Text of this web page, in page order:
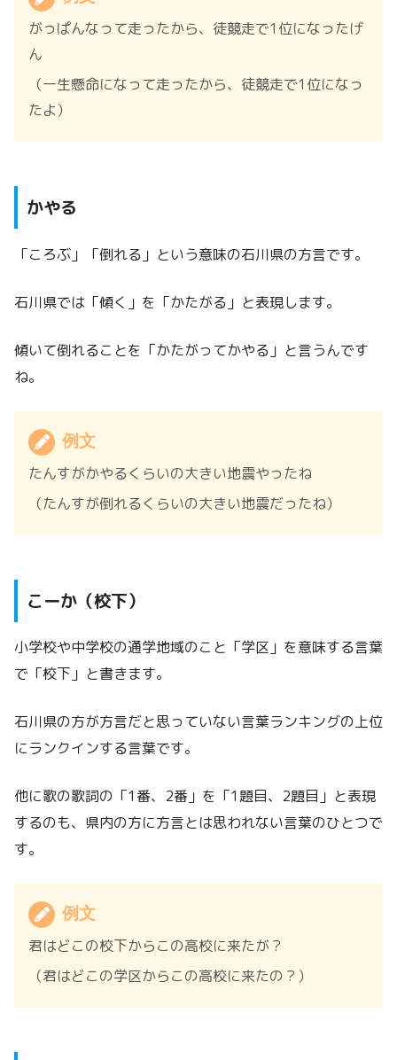
がっぱんなって走ったから、徒競走で1位になったげ
ん
（一生懸命になって走ったから、徒競走で1位になっ
たよ）
かやる
「ころぶ」「倒れる」という意味の石川県の方言です。
石川県では「傾く」を「かたがる」と表現します。
傾いて倒れることを「かたがってかやる」と言うんです
ね。
例文
たんすがかやるくらいの大きい地震やったね
（たんすが倒れるくらいの大きい地震だったね）
こーか（校下）
小学校や中学校の通学地域のこと「学区」を意味する言葉
で「校下」と書きます。
石川県の方が方言だと思っていない言葉ランキングの上位
にランクインする言葉です。
他に歌の歌詞の「1番、2番」を「1題目、2題目」と表現
するのも、県内の方に方言とは思われない言葉のひとつで
す。
例文
君はどこの校下からこの高校に来たが？
（君はどこの学区からこの高校に来たの？）